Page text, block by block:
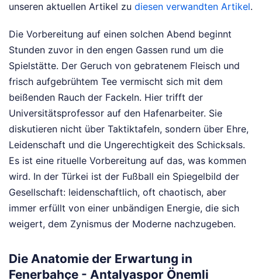
unseren aktuellen Artikel zu diesen verwandten Artikel.
Die Vorbereitung auf einen solchen Abend beginnt
Stunden zuvor in den engen Gassen rund um die
Spielstätte. Der Geruch von gebratenem Fleisch und
frisch aufgebrühtem Tee vermischt sich mit dem
beißenden Rauch der Fackeln. Hier trifft der
Universitätsprofessor auf den Hafenarbeiter. Sie
diskutieren nicht über Taktiktafeln, sondern über Ehre,
Leidenschaft und die Ungerechtigkeit des Schicksals.
Es ist eine rituelle Vorbereitung auf das, was kommen
wird. In der Türkei ist der Fußball ein Spiegelbild der
Gesellschaft: leidenschaftlich, oft chaotisch, aber
immer erfüllt von einer unbändigen Energie, die sich
weigert, dem Zynismus der Moderne nachzugeben.
Die Anatomie der Erwartung in
Fenerbahçe - Antalyaspor Önemli